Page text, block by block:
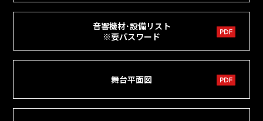
音響機材･設備リスト
※要パスワード
舞台平面図